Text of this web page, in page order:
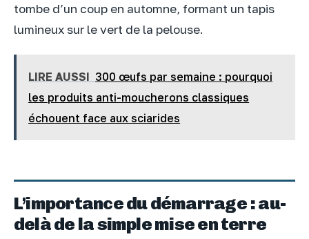
tombe d’un coup en automne, formant un tapis
lumineux sur le vert de la pelouse.
LIRE AUSSI 300 œufs par semaine : pourquoi
les produits anti-moucherons classiques
échouent face aux sciarides
L’importance du démarrage : au-
delà de la simple mise en terre